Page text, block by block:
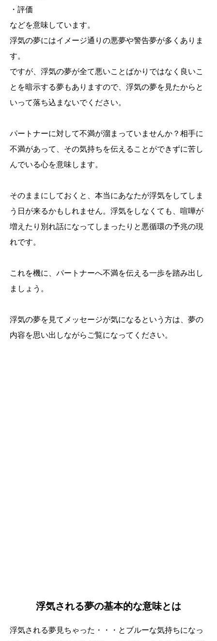
・評価
などを意味しています。
浮気の夢にはイメージ通りの悪夢や警告夢が多くありま
す。
ですが、浮気の夢が全て悪いことばかりではなく良いこ
とを暗示する夢もありますので、浮気の夢を見たからと
いって落ち込まないでください。
パートナーに対して不満が溜まっていませんか？相手に
不満があって、その気持ちを伝えることができずに苦し
んでいる心を意味します。
そのままにしておくと、本当にあなたが浮気をしてしま
う日が来るかもしれません。浮気をしなくても、喧嘩が
増えたり別れ話になってしまったりと悪循環の予兆の現
れです。
これを機に、パートナーへ不満を伝える一歩を踏み出し
ましょう。
浮気の夢を見てメッセージが気になるという方は、夢の
内容を思い出しながらご覧になってください。
浮気される夢の基本的な意味とは
浮気される夢見ちゃった・・・とブルーな気持ちになっ